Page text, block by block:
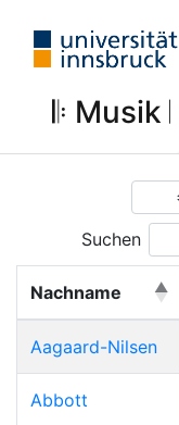
𝄆 Musik 𝄀
Suchen
Nachname
Aagaard-Nilsen
Abbott